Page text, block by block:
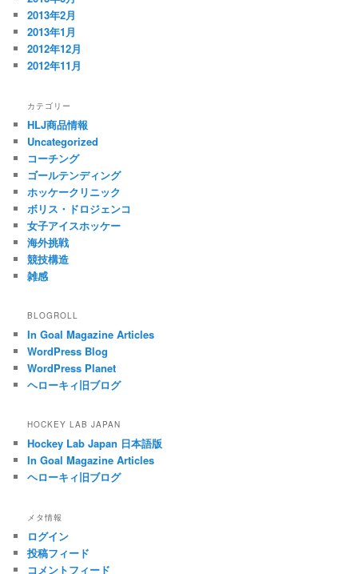
2013年2月
2013年1月
2012年12月
2012年11月
カテゴリー
HLJ商品情報
Uncategorized
コーチング
ゴールテンディング
ホッケークリニック
ボリス・ドロジェンコ
女子アイスホッケー
海外挑戦
競技構造
雑感
BLOGROLL
In Goal Magazine Articles
WordPress Blog
WordPress Planet
ヘローキィ旧ブログ
HOCKEY LAB JAPAN
Hockey Lab Japan 日本語版
In Goal Magazine Articles
ヘローキィ旧ブログ
メタ情報
ログイン
投稿フィード
コメントフィード